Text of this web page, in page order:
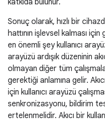
katkıda bulunur.
Sonuç olarak, hızlı bir
hattının işlevsel kalması
en önemli şey kullanıcı
arayüzü ardışık düzeninin
olmayan diğer tüm
gerektiği anlamına gelir.
için kullanıcı arayüzü
senkronizasyonu, bildirim
ertelenmelidir. Akıcı bir